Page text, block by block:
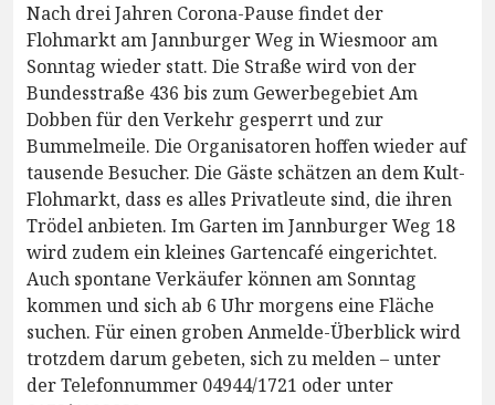
Nach drei Jahren Corona-Pause findet der
Flohmarkt am Jannburger Weg in Wiesmoor am
Sonntag wieder statt. Die Straße wird von der
Bundesstraße 436 bis zum Gewerbegebiet Am
Dobben für den Verkehr gesperrt und zur
Bummelmeile. Die Organisatoren hoffen wieder auf
tausende Besucher. Die Gäste schätzen an dem Kult-
Flohmarkt, dass es alles Privatleute sind, die ihren
Trödel anbieten. Im Garten im Jannburger Weg 18
wird zudem ein kleines Gartencafé eingerichtet.
Auch spontane Verkäufer können am Sonntag
kommen und sich ab 6 Uhr morgens eine Fläche
suchen. Für einen groben Anmelde-Überblick wird
trotzdem darum gebeten, sich zu melden – unter
der Telefonnummer 04944/1721 oder unter